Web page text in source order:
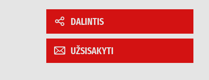
DALINTIS
UŽSISAKYTI